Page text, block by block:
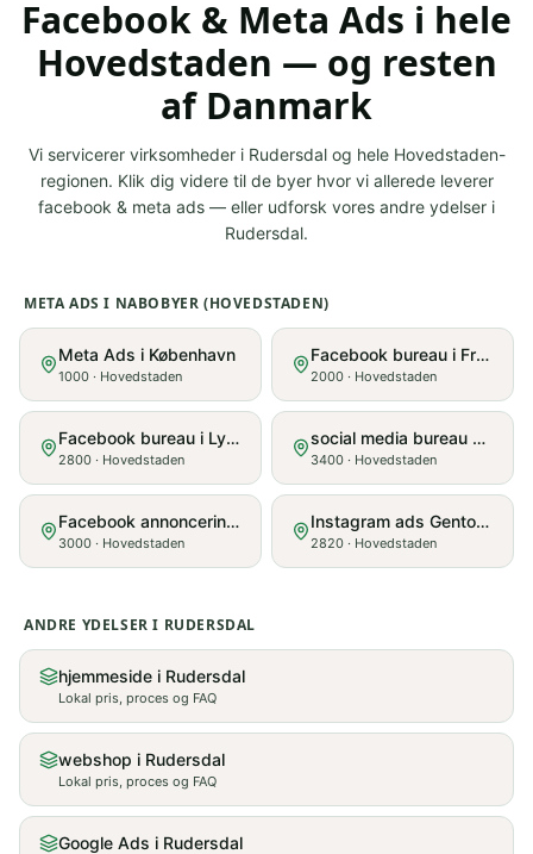
Facebook & Meta Ads i hele
Hovedstaden — og resten
af Danmark
Vi servicerer virksomheder i Rudersdalog hele Hovedstaden-
regionen. Klik dig videre til de byer hvor vi allerede leverer
facebook & meta ads — eller udforsk vores andre ydelser i
Rudersdal.
META ADS I NABOBYER (HOVEDSTADEN)
Meta Ads i København
1000 · Hovedstaden
Facebook bureau i Frederiksberg
2000 · Hovedstaden
Facebook bureau i Lyngby
2800 · Hovedstaden
social media bureau Hillerød
3400 · Hovedstaden
Facebook annoncering Helsingør
3000 · Hovedstaden
Instagram ads Gentofte
2820 · Hovedstaden
ANDRE YDELSER I RUDERSDAL
hjemmeside i Rudersdal
Lokal pris, proces og FAQ
webshop i Rudersdal
Lokal pris, proces og FAQ
Google Ads i Rudersdal